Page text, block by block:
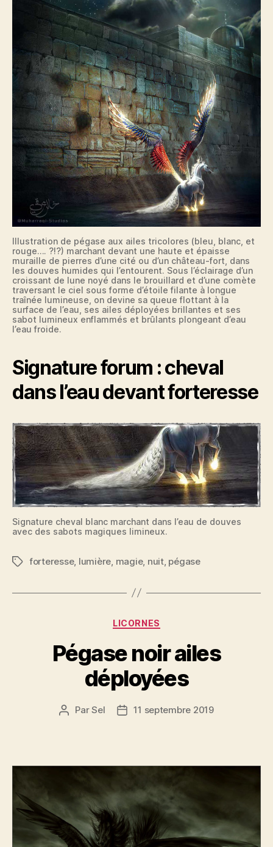
Illustration de pégase aux ailes tricolores (bleu, blanc, et
rouge…. ?!?) marchant devant une haute et épaisse
muraille de pierres d’une cité ou d’un château-fort, dans
les douves humides qui l’entourent. Sous l’éclairage d’un
croissant de lune noyé dans le brouillard et d’une comète
traversant le ciel sous forme d’étoile filante à longue
traînée lumineuse, on devine sa queue flottant à la
surface de l’eau, ses ailes déployées brillantes et ses
sabot lumineux enflammés et brûlants plongeant d’eau
l’eau froide.
Signature forum : cheval
dans l’eau devant forteresse
Signature cheval blanc marchant dans l’eau de douves
avec des sabots magiques limineux.
Étiquettes
forteresse, lumière magie, nuit, pégase
Catégories
LICORNES
Pégase noir ailes
déployées
Auteur
ParSel
Date11 septembre 2019